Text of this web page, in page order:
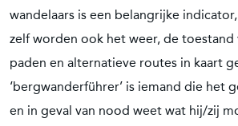
wandelaars is een belangrijke
zelf worden ook het weer, de toestand
paden en alternatieve routes in kaart
‘bergwanderführer’ is iemand die het
en in geval van nood weet wat hij/zij